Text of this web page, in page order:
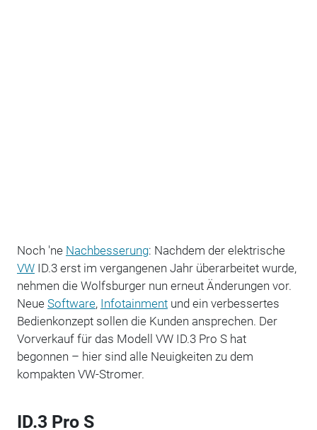
Noch 'ne Nachbesserung: Nachdem der elektrische
VWID.3 erst im vergangenen Jahr überarbeitet wurde,
nehmen die Wolfsburger nun erneut Änderungen vor.
Neue Software, Infotainmentund ein verbessertes
Bedienkonzept sollen die Kunden ansprechen. Der
Vorverkauf für das Modell VW ID.3 Pro S hat
begonnen – hier sind alle Neuigkeiten zu dem
kompakten VW-Stromer.
ID.3 Pro S